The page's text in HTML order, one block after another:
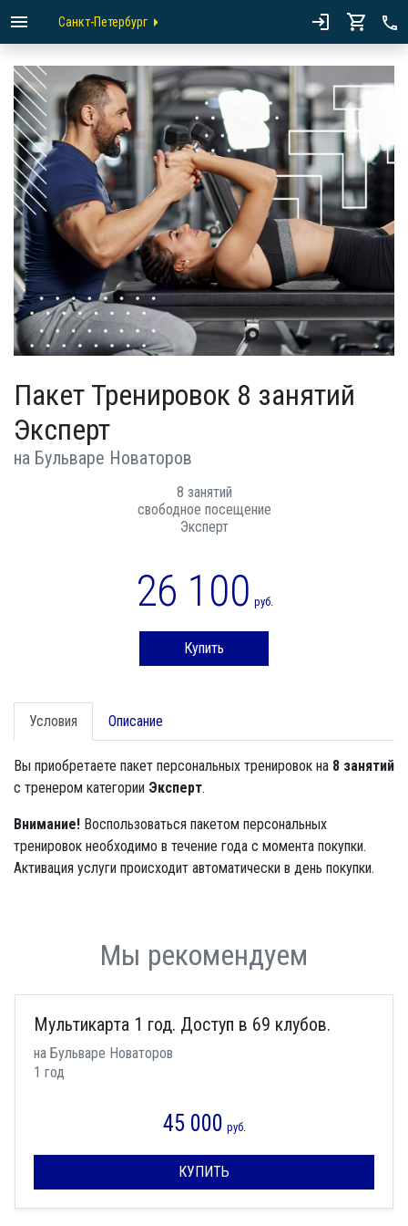
Санкт-Петербург
Пакет Тренировок 8 занятий
Эксперт
на Бульваре Новаторов
8 занятий
свободное посещение
Эксперт
26 100 руб.
Купить
Условия Описание
Вы приобретаете пакет персональных тренировок на 8 занятий
с тренером категории Эксперт.
Внимание! Воспользоваться пакетом персональных
тренировок необходимо в течение года с момента покупки.
Активация услуги происходит автоматически в день покупки.
Мы рекомендуем
Мультикарта 1 год. Доступ в 69 клубов.
на Бульваре Новаторов
1 год
45 000 руб.
КУПИТЬ